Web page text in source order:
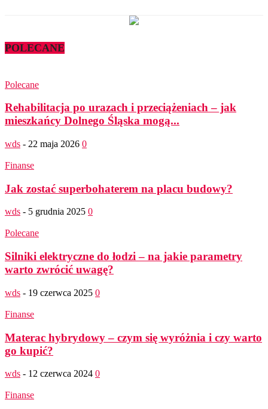
POLECANE
Polecane
Rehabilitacja po urazach i przeciążeniach – jak
mieszkańcy Dolnego Śląska mogą...
wds - 22 maja 2026 0
Finanse
Jak zostać superbohaterem na placu budowy?
wds - 5 grudnia 2025 0
Polecane
Silniki elektryczne do łodzi – na jakie parametry
warto zwrócić uwagę?
wds - 19 czerwca 2025 0
Finanse
Materac hybrydowy – czym się wyróżnia i czy warto
go kupić?
wds - 12 czerwca 2024 0
Finanse